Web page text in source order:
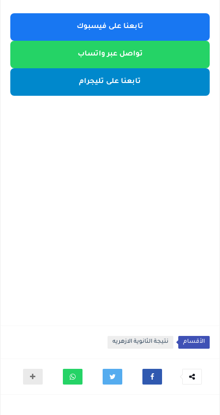
تابعنا على فيسبوك
تواصل عبر واتساب
تابعنا على تليجرام
الأقسام نتيجة الثانوية الازهريه